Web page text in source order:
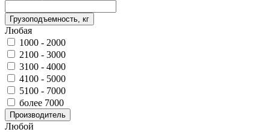
Грузоподъемность, кг
Любая
1000 - 2000
2100 - 3000
3100 - 4000
4100 - 5000
5100 - 7000
более 7000
Производитель
Любой